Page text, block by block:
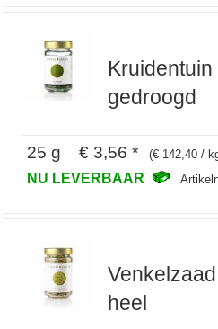
gedroogd
25 g € 3,56 * (€ 142,40 /
NU LEVERBAAR
heel